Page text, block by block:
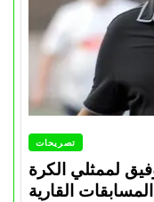
تصريحات
لممثلي الكرة